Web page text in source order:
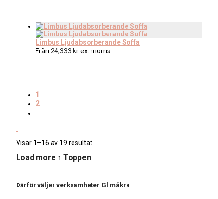
Limbus Ljudabsorberande Soffa
Från 24,333 krex. moms
1
2
Visar 1–16 av 19 resultatSortera
Load more ↑ Toppen
Därför väljer verksamheter Glimåkra